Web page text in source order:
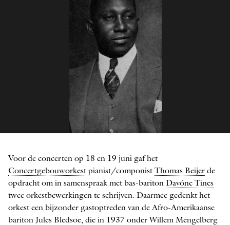
Voor de concerten op 18 en 19 juni gaf het
Concertgebouworkestpianist/componistThomas Beijer de
opdracht om in samenspraak met bas-bariton Davóne Tines
twee orkestbewerkingen te schrijven. Daarmee gedenkt het
orkest een bijzonder gastoptreden van de Afro-­Amerikaanse
bariton Jules Bledsoe, die in 1937 onder Willem Mengelberg